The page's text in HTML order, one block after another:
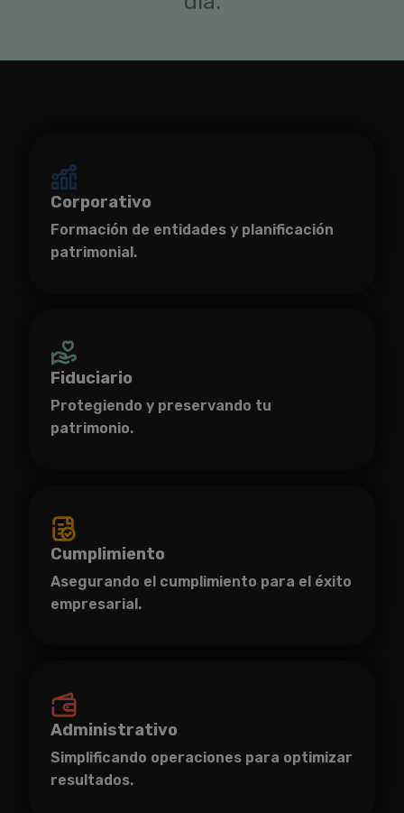
Corporativo
Formación de entidades y planificación
patrimonial.
Fiduciario
Protegiendo y preservando tu
patrimonio.
Cumplimiento
Asegurando el cumplimiento para el éxito
empresarial.
Administrativo
Simplificando operaciones para optimizar
resultados.